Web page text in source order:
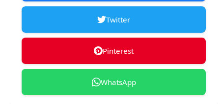
Twitter
Pinterest
WhatsApp